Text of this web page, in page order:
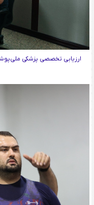
ارزیابی تخصصی پزشکی